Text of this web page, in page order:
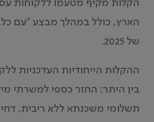
הקלות מקיף מטעמו ללקוחות
הארץ, כולל במהלך מבצע "עם
של 2025.
ההקלות הייחודיות העדכניות
בין היתר: החזר כספי למשרתי
תשלומי משכנתא ללא ריבית,